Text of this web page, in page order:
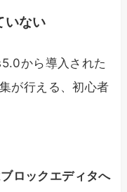
いない
から導入された
が行える、初心者
ロックエディタへ